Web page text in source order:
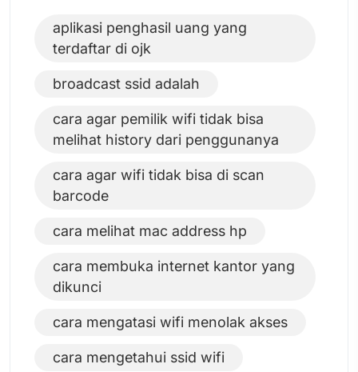
aplikasi penghasil uang yang
terdaftar di ojk
broadcast ssid adalah
cara agar pemilik wifi tidak bisa
melihat history dari penggunanya
cara agar wifi tidak bisa di scan
barcode
cara melihat mac address hp
cara membuka internet kantor yang
dikunci
cara mengatasi wifi menolak akses
cara mengetahui ssid wifi